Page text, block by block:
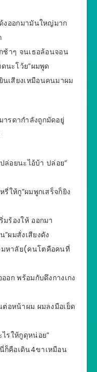
งออกมามันใหญ่มาก
ช้าๆ จนเธอล้อนจอน
นะโว้ย”ผมพูด
เสียงเหมือนคนมาผม
รดากำลังถูกมัดอยู่
ล่อยนะไอ้บ้า ปล่อย”
รี่ให้กู”ผมพูกเสร็จก็ยิง
ร้องให้ ออกมา
ผมสั่งเสียงดัง
มหาลัย(คนโตคือคนที่
อก พร้อมกับดึงกางเกง
อหน้าผม ผมลงมือเย็ด
รให้กูดุหน่อย”
ก็คือเดิน4ขาเหมือน